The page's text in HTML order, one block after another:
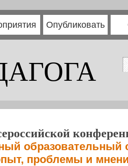
Опубликовать
образовательный
проблемы и